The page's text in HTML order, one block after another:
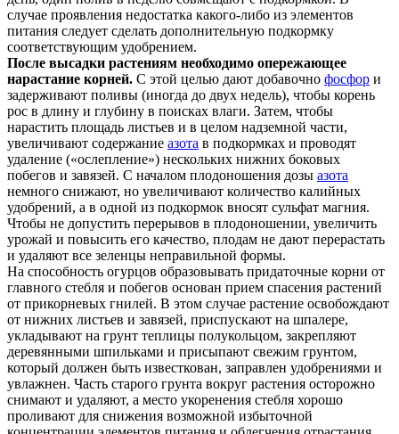
случае проявления недостатка какого-либо из элементов
питания следует сделать дополнительную подкормку
соответствующим удобрением.
После высадки растениям необходимо опережающее
нарастание корней. С этой целью дают добавочно фосфор и
задерживают поливы (иногда до двух недель), чтобы корень
рос в длину и глубину в поисках влаги. Затем, чтобы
нарастить площадь листьев и в целом надземной части,
увеличивают содержание азота в подкормках и проводят
удаление («ослепление») нескольких нижних боковых
побегов и завязей. С началом плодоношения дозы азота
немного снижают, но увеличивают количество калийных
удобрений, а в одной из подкормок вносят сульфат магния.
Чтобы не допустить перерывов в плодоношении, увеличить
урожай и повысить его качество, плодам не дают перерастать
и удаляют все зеленцы неправильной формы.
На способность огурцов образовывать придаточные корни от
главного стебля и побегов основан прием спасения растений
от прикорневых гнилей. В этом случае растение освобождают
от нижних листьев и завязей, приспускают на шпалере,
укладывают на грунт теплицы полукольцом, закрепляют
деревянными шпильками и присыпают свежим грунтом,
который должен быть известкован, заправлен удобрениями и
увлажнен. Часть старого грунта вокруг растения осторожно
снимают и удаляют, а место укоренения стебля хорошо
проливают для снижения возможной избыточной